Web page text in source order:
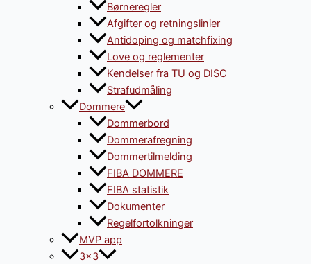
Børneregler
Afgifter og retningslinier
Antidoping og matchfixing
Love og reglementer
Kendelser fra TU og DISC
Strafudmåling
Dommere
Dommerbord
Dommerafregning
Dommertilmelding
FIBA DOMMERE
FIBA statistik
Dokumenter
Regelfortolkninger
MVP app
3×3